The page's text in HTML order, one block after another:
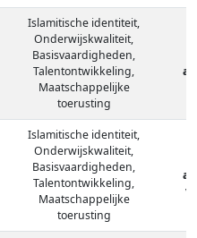
Islamitische identiteit,
Onderwijskwaliteit,
Basisvaardigheden,
Talentontwikkeling,
Maatschappelijke
toerusting
Islamitische identiteit,
Onderwijskwaliteit,
Basisvaardigheden,
Talentontwikkeling,
Maatschappelijke
toerusting